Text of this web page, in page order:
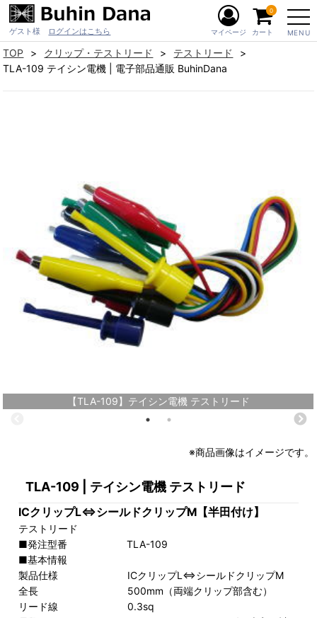
ゲスト様 ログインはこちら MENU
マイページ カート
0
TOP クリップ・テストリード
テストリード
TLA-109 テイシン電機 | 電子部品通販 BuhinDana
【TLA-109】テイシン電機 テストリード
※商品画像はイメージです。
TLA-109 | テイシン電機 テストリード
ICクリップL⇔シールドクリップM【半田付け】
テストリード
■発注型番 TLA-109
■基本情報
製品仕様 ICクリップL⇔シールドクリップM
全長 500mm（両端クリップ部含む）
リード線 0.3sq